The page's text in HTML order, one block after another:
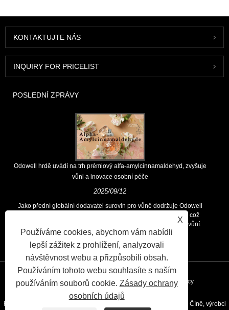
KONTAKTUJTE NÁS
INQUIRY FOR PRICELIST
POSLEDNÍ ZPRÁVY
Odowell hrdě uvádí na trh prémiový alfa-amylcinnamaldehyd, zvyšuje
vůni a inovace osobní péče
2025/09/12
Jako přední globální dodavatel surovin pro vůně dodržuje Odowell
hlavní filozofii „zaměřených na inovace zaměřené na kvalitu, což
zákazníkům po celém světě trvale poskytuje vynikající řešení vůní.
Odkazy Sitemap RSS XML Privacy Policy
Right © 2020 Kunshan Odowell CO., Ltd - Chemická vůně aroma v Číně, výrobci
X
Používáme cookies, abychom vám nabídli
lepší zážitek z prohlížení, analyzovali
návštěvnost webu a přizpůsobili obsah.
Používáním tohoto webu souhlasíte s naším
používáním souborů cookie. Zásady ochrany
osobních údajů